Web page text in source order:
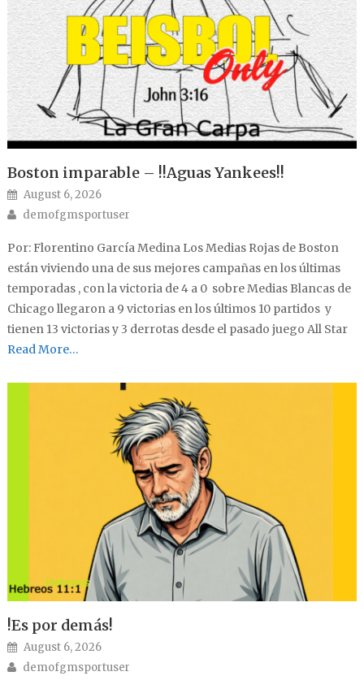
Boston imparable – !!Aguas Yankees!!
Posted on
August 6, 2026
Author
demofgmsportuser
Por: Florentino García Medina Los Medias Rojas de Boston
están viviendo una de sus mejores campañas en los últimas
temporadas , con la victoria de 4 a 0 sobre Medias Blancas de
Chicago llegaron a 9 victorias en los últimos 10 partidos y
tienen 13 victorias y 3 derrotas desde el pasado juego All Star
Read More…
!Es por demás!
Posted on
August 6, 2026
Author
demofgmsportuser